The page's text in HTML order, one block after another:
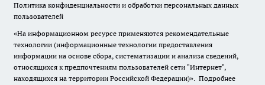
Политика конфиденциальности и обработки персональных данных
пользователей
«На информационном ресурсе применяются рекомендательные
технологии (информационные технологии предоставления
информации на основе сбора, систематизации и анализа сведений,
относящихся к предпочтениям пользователей сети "Интернет",
находящихся на территории Российской Федерации)». Подробнее